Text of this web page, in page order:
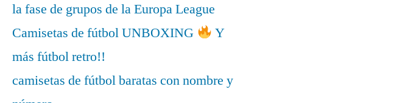
la fase de grupos de la Europa League
Camisetas de fútbol UNBOXING
Y
más fútbol retro!!
camisetas de fútbol baratas con nombre y